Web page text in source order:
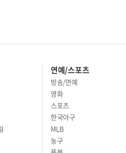
연예/스포츠
방송/연예
영화
스포츠
한국야구
MLB